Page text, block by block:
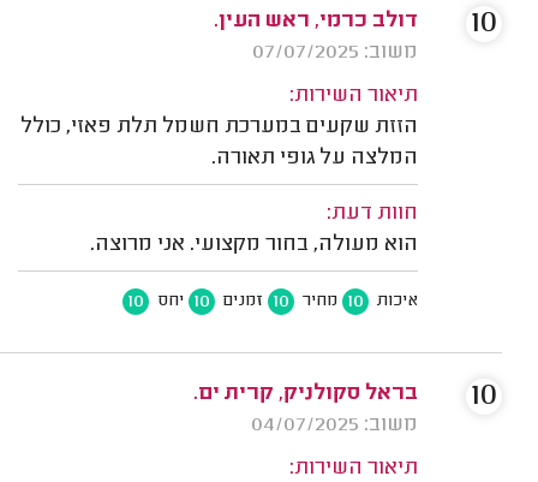
דולב כרמי, ראש העין.
משוב: 07/07/2025
תיאור השירות:
הזזת שקעים במערכת חשמל תלת פאזי, כולל
המלצה על גופי תאורה.
חוות דעת:
הוא מעולה, בחור מקצועי. אני מרוצה.
איכות 10 מחיר 10 זמנים 10 יחס 10
10
בראל סקולניק, קרית ים.
משוב: 04/07/2025
תיאור השירות:
10